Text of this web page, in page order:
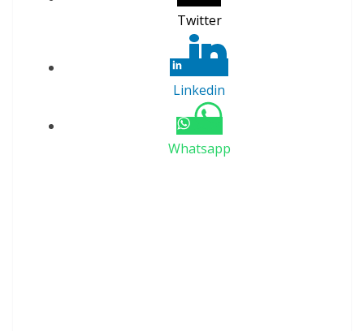
Twitter
Linkedin
Whatsapp